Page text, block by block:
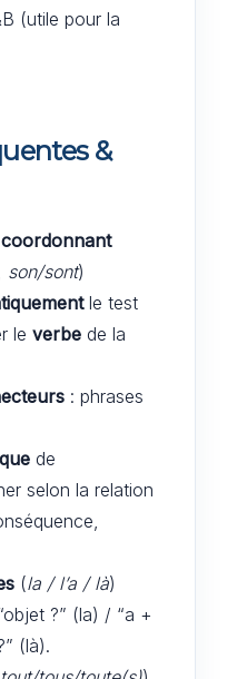
(utile pour la
&
son/sont)
le test
le verbe de la
: phrases
de
selon la relation
(la / l’a / là)
?” (la) / “a +
(là).